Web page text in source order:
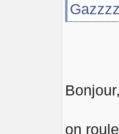
on